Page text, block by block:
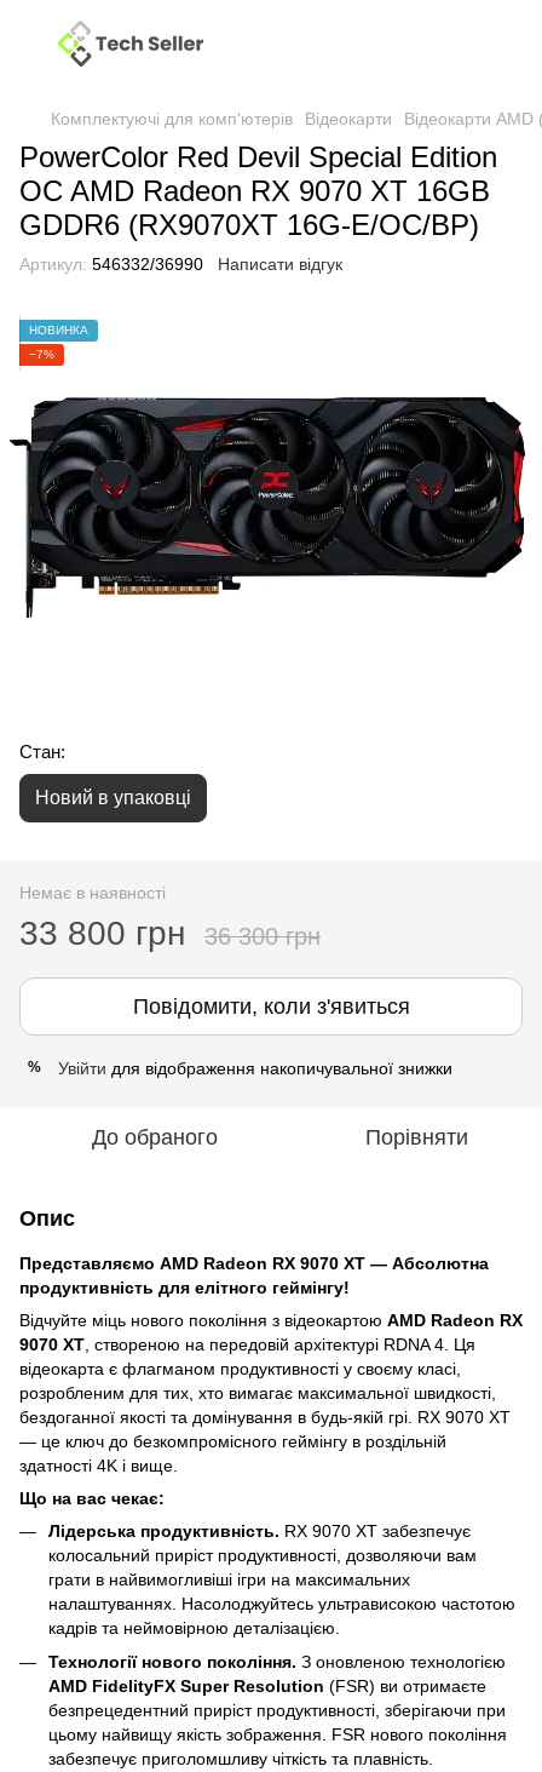
Комплектуючі для комп'ютерів Відеокарти Відеокарти
PowerColor Red Devil Special Edition
OC AMD Radeon RX 9070 XT 16GB
GDDR6 (RX9070XT 16G-E/OC/BP)
Артикул: 546332/36990 Написати відгук
НОВИНКА
−7%
Стан:
Новий в упаковці
Немає в наявності
33 800 грн 36 300 грн
Повідомити, коли з'явиться
% Увійти для відображення накопичувальної знижки
До обраного Порівняти
Опис
Представляємо AMD Radeon RX 9070 XT — Абсолютна
продуктивність для елітного геймінгу!
Відчуйте міць нового покоління з відеокартою AMD Radeon RX
9070 XT , створеною на передовій архітектурі RDNA 4. Ця
відеокарта є флагманом продуктивності у своєму класі,
розробленим для тих, хто вимагає максимальної швидкості,
бездоганної якості та домінування в будь-якій грі. RX 9070 XT
— це ключ до безкомпромісного геймінгу в роздільній
здатності 4K і вище.
Що на вас чекає:
Лідерська продуктивність. RX 9070 XT забезпечує
колосальний приріст продуктивності, дозволяючи вам
грати в найвимогливіші ігри на максимальних
налаштуваннях. Насолоджуйтесь ультрависокою частотою
кадрів та неймовірною деталізацією.
Технології нового покоління. З оновленою технологією
AMD FidelityFX Super Resolution (FSR) ви отримаєте
безпрецедентний приріст продуктивності, зберігаючи при
цьому найвищу якість зображення. FSR нового покоління
забезпечує приголомшливу чіткість та плавність.